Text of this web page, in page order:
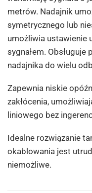
metrów. Nadajnik
symetrycznego lub
umożliwia ustawienie
sygnałem. Obsługuje
nadajnika do wielu
Zapewnia niskie
zakłócenia,
liniowego bez
Idealne rozwiązanie
okablowania jest
niemożliwe.